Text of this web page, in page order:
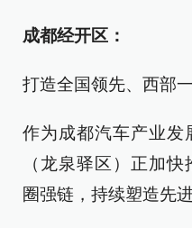
成都经开区：
打造全国领先、西部
作为成都汽车产业发
（龙泉驿区）正加
圈强链，持续塑造先